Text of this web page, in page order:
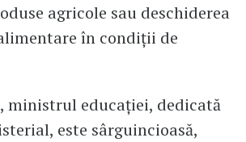
agricole sau deschiderea
în condiții de
, ministrul educației, dedicată
este sârguincioasă,